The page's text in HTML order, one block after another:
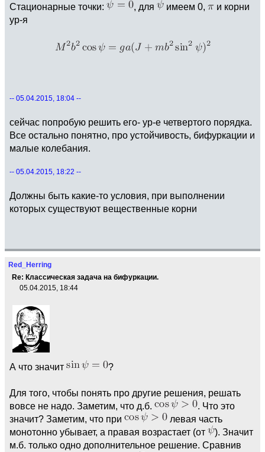
Стационарные точки: , для имеем 0,
и корни
ур-я
-- 05.04.2015, 18:04 --
сейчас попробую решить его- ур-е четвертого порядка.
Все остально понятно, про устойчивость, бифуркации и
малые колебания.
-- 05.04.2015, 18:22 --
Должны быть какие-то условия, при выполнении
которых существуют вещественные корни
Red_Herring
Re: Классическая задача на бифуркации.
05.04.2015, 18:44
А что значит ?
Для того, чтобы понять про другие решения, решать
вовсе не надо. Заметим, что д.б.
. Что это
значит? Заметим, что при
левая часть
монотонно убывает, а правая возрастает (от
). Значит
м.б. только одно дополнительное решение. Сравнив